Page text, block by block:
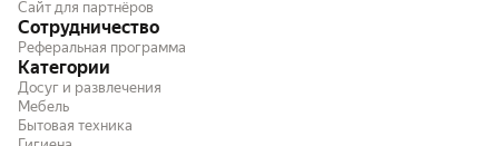
Сайт для партнёров
Сотрудничество
Реферальная программа
Категории
Досуг и развлечения
Мебель
Бытовая техника